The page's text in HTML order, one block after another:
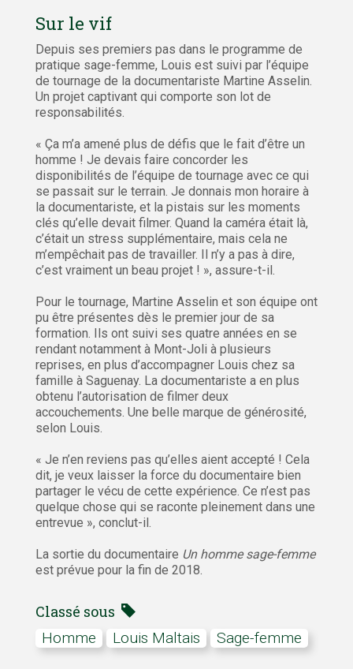
Sur le vif
Depuis ses premiers pas dans le programme de
pratique sage-femme, Louis est suivi par l’équipe
de tournage de la documentariste Martine Asselin.
Un projet captivant qui comporte son lot de
responsabilités.
« Ça m’a amené plus de défis que le fait d’être un
homme ! Je devais faire concorder les
disponibilités de l’équipe de tournage avec ce qui
se passait sur le terrain. Je donnais mon horaire à
la documentariste, et la pistais sur les moments
clés qu’elle devait filmer. Quand la caméra était là,
c’était un stress supplémentaire, mais cela ne
m’empêchait pas de travailler. Il n’y a pas à dire,
c’est vraiment un beau projet ! », assure-t-il.
Pour le tournage, Martine Asselin et son équipe ont
pu être présentes dès le premier jour de sa
formation. Ils ont suivi ses quatre années en se
rendant notamment à Mont-Joli à plusieurs
reprises, en plus d’accompagner Louis chez sa
famille à Saguenay. La documentariste a en plus
obtenu l’autorisation de filmer deux
accouchements. Une belle marque de générosité,
selon Louis.
« Je n’en reviens pas qu’elles aient accepté ! Cela
dit, je veux laisser la force du documentaire bien
partager le vécu de cette expérience. Ce n’est pas
quelque chose qui se raconte pleinement dans une
entrevue », conclut-il.
La sortie du documentaire Un homme sage-femme
est prévue pour la fin de 2018.
Classé sous
homme Louis Maltais Sage-femme